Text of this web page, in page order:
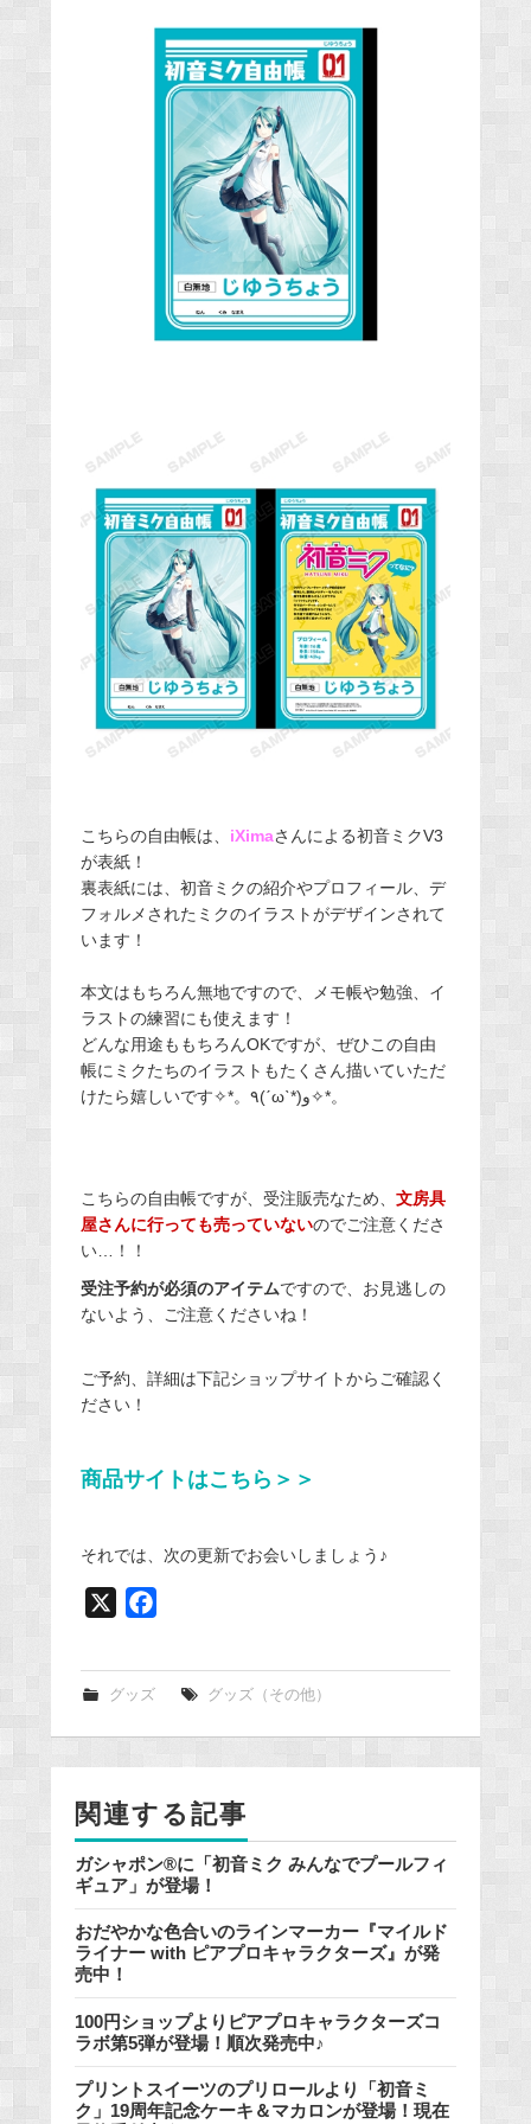
こちらの自由帳は、 iXimaさんによる初音ミクV3
が表紙！
裏表紙には、初音ミクの紹介やプロフィール、デ
フォルメされたミクのイラストがデザインされて
います！
本文はもちろん無地ですので、メモ帳や勉強、イ
ラストの練習にも使えます！
どんな用途ももちろんOKですが、ぜひこの自由
帳にミクたちのイラストもたくさん描いていただ
けたら嬉しいです
✧*。٩(ˊωˋ*)و✧*。
こちらの自由帳ですが、受注販売なため、 文房具
屋さんに行っても売っていないのでご注意くださ
い…！！
受注予約が必須のアイテムですので、お見逃しの
ないよう、ご注意くださいね！
ご予約、詳細は下記ショップサイトからご確認く
ださい！
商品サイトはこちら＞＞
それでは、次の更新でお会いしましょう♪
k
グッズ グッズ（その他）
関連する記事
ガシャポン®に「初音ミク みんなでプールフィ
ギュア」が登場！
おだやかな色合いのラインマーカー『マイルド
ライナー with ピアプロキャラクターズ』が発
売中！
100円ショップよりピアプロキャラクターズコ
ラボ第5弾が登場！順次発売中♪
プリントスイーツのプリロールより「初音ミ
ク」19周年記念ケーキ＆マカロンが登場！現在